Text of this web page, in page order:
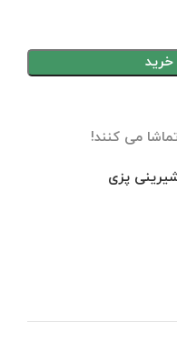
می کنند!
پزی